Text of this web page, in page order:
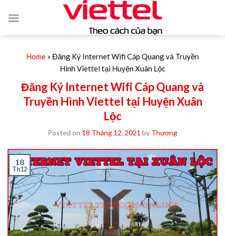
Home » Đăng Ký Internet Wifi Cáp Quang và Truyền
Hình Viettel tại Huyện Xuân Lộc
Đăng Ký Internet Wifi Cáp Quang và
Truyền Hình Viettel tại Huyện Xuân
Lộc
Posted on 18 Tháng 12, 2021 by Thương
18
Th12